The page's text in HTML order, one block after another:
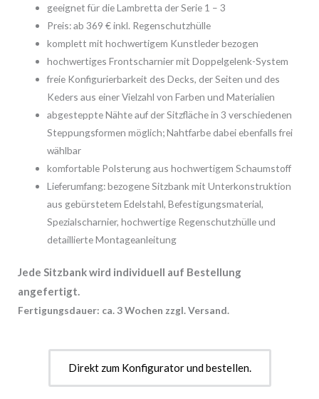
geeignet für die Lambretta der Serie 1 – 3
Preis: ab 369 € inkl. Regenschutzhülle
komplett mit hochwertigem Kunstleder bezogen
hochwertiges Frontscharnier mit Doppelgelenk-System
freie Konfigurierbarkeit des Decks, der Seiten und des
Keders aus einer Vielzahl von Farben und Materialien
abgesteppte Nähte auf der Sitzfläche in 3 verschiedenen
Steppungsformen möglich; Nahtfarbe dabei ebenfalls frei
wählbar
komfortable Polsterung aus hochwertigem Schaumstoff
Lieferumfang: bezogene Sitzbank mit Unterkonstruktion
aus gebürstetem Edelstahl, Befestigungsmaterial,
Spezialscharnier, hochwertige Regenschutzhülle und
detaillierte Montageanleitung
Jede Sitzbank wird individuell auf Bestellung
angefertigt.
Fertigungsdauer: ca. 3 Wochen zzgl. Versand.
Direkt zum Konfigurator und bestellen.